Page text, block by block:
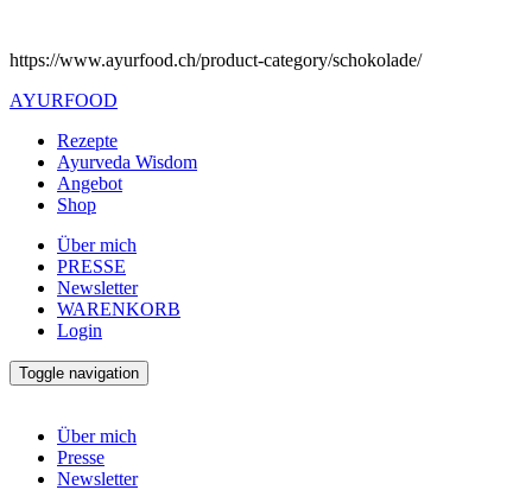
https://www.ayurfood.ch/product-category/schokolade/
AYURFOOD
Rezepte
Ayurveda Wisdom
Angebot
Shop
Über mich
PRESSE
Newsletter
WARENKORB
Login
Toggle navigation
Über mich
Presse
Newsletter